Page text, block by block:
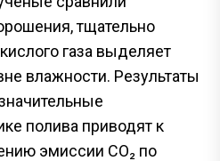
тщательно
газа выделяет
влажности. Результаты
полива приводят к
эмиссии CO₂ по